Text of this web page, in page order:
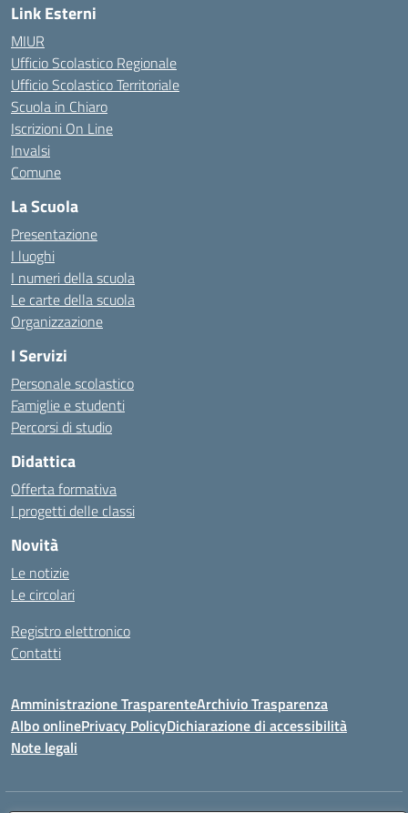
Link Esterni
MIUR
Ufficio Scolastico Regionale
Ufficio Scolastico Territoriale
Scuola in Chiaro
Iscrizioni On Line
Invalsi
Comune
La Scuola
Presentazione
I luoghi
I numeri della scuola
Le carte della scuola
Organizzazione
I Servizi
Personale scolastico
Famiglie e studenti
Percorsi di studio
Didattica
Offerta formativa
I progetti delle classi
Novità
Le notizie
Le circolari
Registro elettronico
Contatti
Amministrazione TrasparenteArchivio Trasparenza
Albo onlinePrivacy PolicyDichiarazione di accessibilità
Note legali